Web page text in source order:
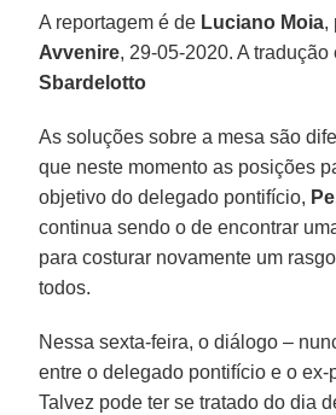
A reportagem é de Luciano Moia,
Avvenire, 29-05-2020. A tradução
Sbardelotto
As soluções sobre a mesa são
que neste momento as posições
objetivo do delegado pontifício,
continua sendo o de encontrar
para costurar novamente um
todos.
Nessa sexta-feira, o diálogo –
entre o delegado pontifício e o ex-
Talvez pode ter se tratado do dia